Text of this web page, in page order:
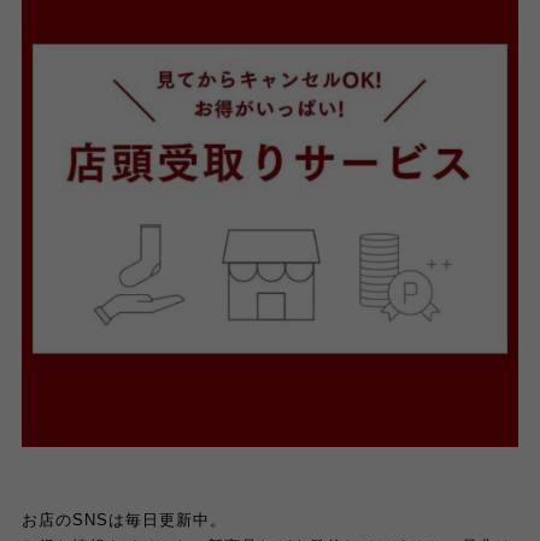
お店のSNSは毎日更新中。